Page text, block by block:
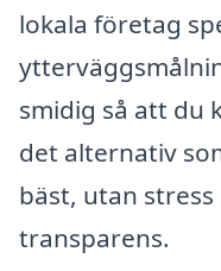
lokala företag
smidig så att du
det alternativ
bäst, utan
transparens.